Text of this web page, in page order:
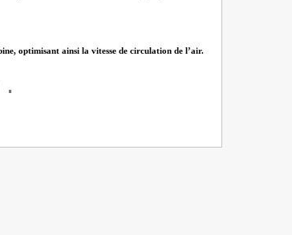
optimisant ainsi la vitesse de circulation de l’air.
.